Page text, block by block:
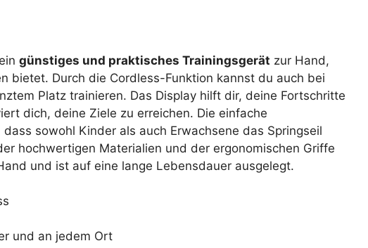
günstiges und praktisches Trainingsgerät zur Hand,
bietet. Durch die Cordless-Funktion kannst du auch bei
Platz trainieren. Das Display hilft dir, deine Fortschritte
dich, deine Ziele zu erreichen. Die einfache
sowohl Kinder als auch Erwachsene das Springseil
hochwertigen Materialien und der ergonomischen Griffe
und ist auf eine lange Lebensdauer ausgelegt.
und an jedem Ort